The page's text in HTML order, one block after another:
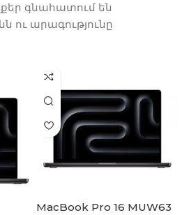
գնահատում են
ու արագությունը
MacBook Pro 16 MUW63